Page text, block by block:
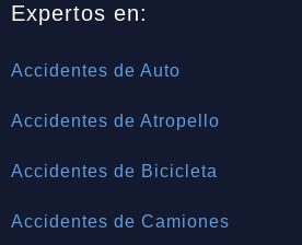
Expertos en:
Accidentes de Auto
Accidentes de Atropello
Accidentes de Bicicleta
Accidentes de Camiones